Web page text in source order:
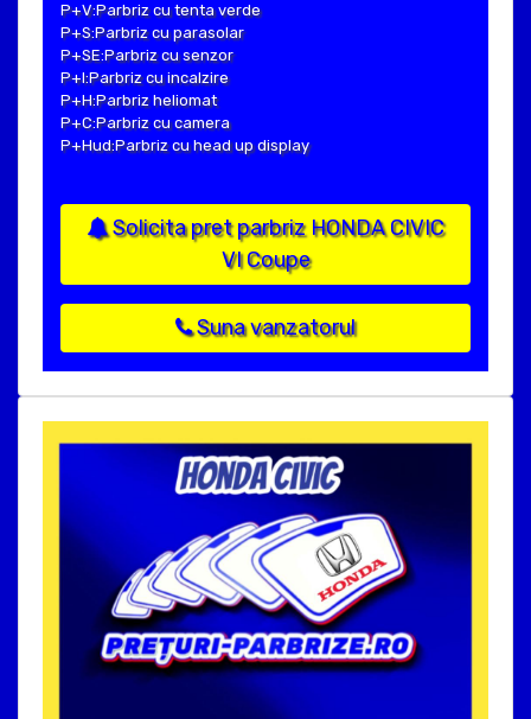
P+V:Parbriz cu tenta verde
P+S:Parbriz cu parasolar
P+SE:Parbriz cu senzor
P+I:Parbriz cu incalzire
P+H:Parbriz heliomat
P+C:Parbriz cu camera
P+Hud:Parbriz cu head up display
Solicita pret parbriz HONDA CIVIC
VI Coupe
Suna vanzatorul